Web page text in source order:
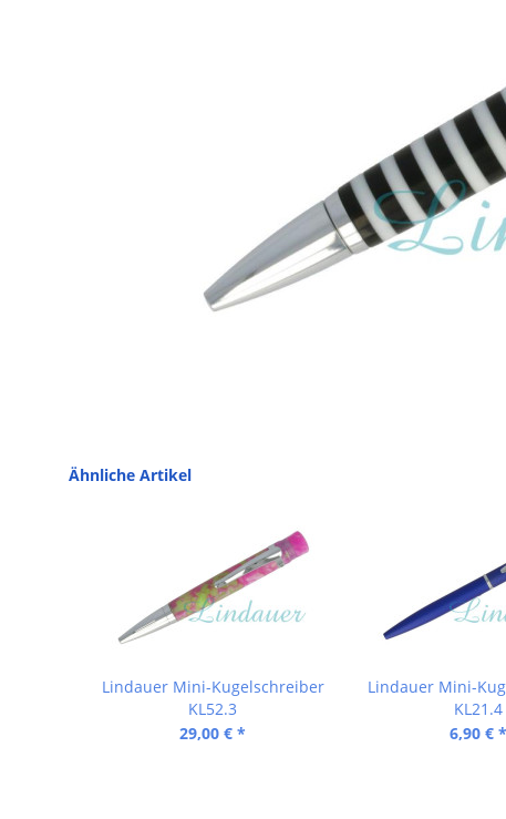
Ähnliche Artikel
Lindauer Mini-Kugelschreiber
KL52.3
29,00 € *
Lindauer Mini-
KL21.4
6,90 € *